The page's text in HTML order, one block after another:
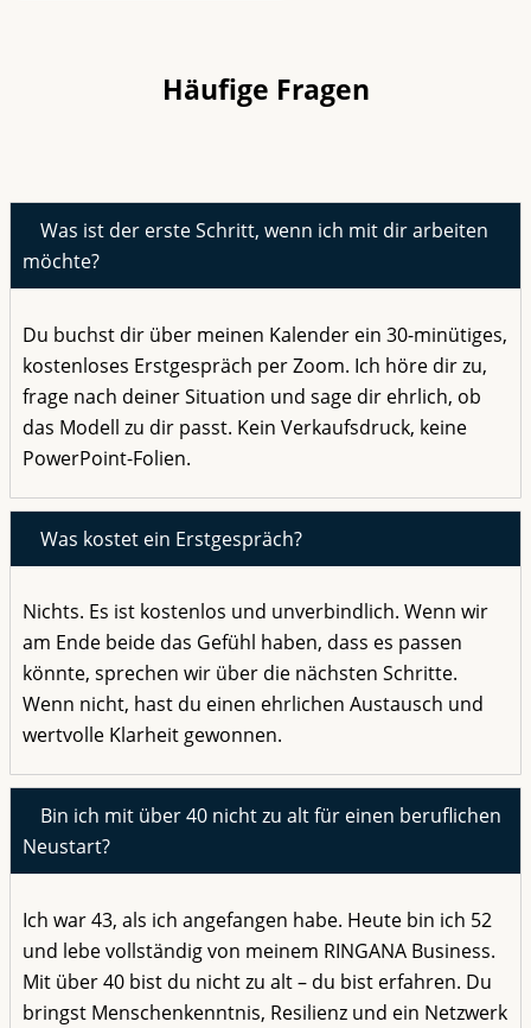
Häufige Fragen
Was ist der erste Schritt, wenn ich mit dir arbeiten
möchte?
Du buchst dir über meinen Kalender ein 30-minütiges,
kostenloses Erstgespräch per Zoom. Ich höre dir zu,
frage nach deiner Situation und sage dir ehrlich, ob
das Modell zu dir passt. Kein Verkaufsdruck, keine
PowerPoint-Folien.
Was kostet ein Erstgespräch?
Nichts. Es ist kostenlos und unverbindlich. Wenn wir
am Ende beide das Gefühl haben, dass es passen
könnte, sprechen wir über die nächsten Schritte.
Wenn nicht, hast du einen ehrlichen Austausch und
wertvolle Klarheit gewonnen.
Bin ich mit über 40 nicht zu alt für einen beruflichen
Neustart?
Ich war 43, als ich angefangen habe. Heute bin ich 52
und lebe vollständig von meinem RINGANA Business.
Mit über 40 bist du nicht zu alt – du bist erfahren. Du
bringst Menschenkenntnis, Resilienz und ein Netzwerk